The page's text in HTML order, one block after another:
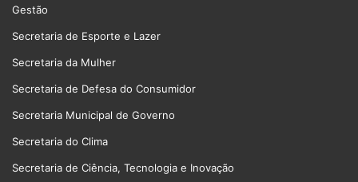
Gestão
Secretaria de Esporte e Lazer
Secretaria da Mulher
Secretaria de Defesa do Consumidor
Secretaria Municipal de Governo
Secretaria do Clima
Secretaria de Ciência, Tecnologia e Inovação